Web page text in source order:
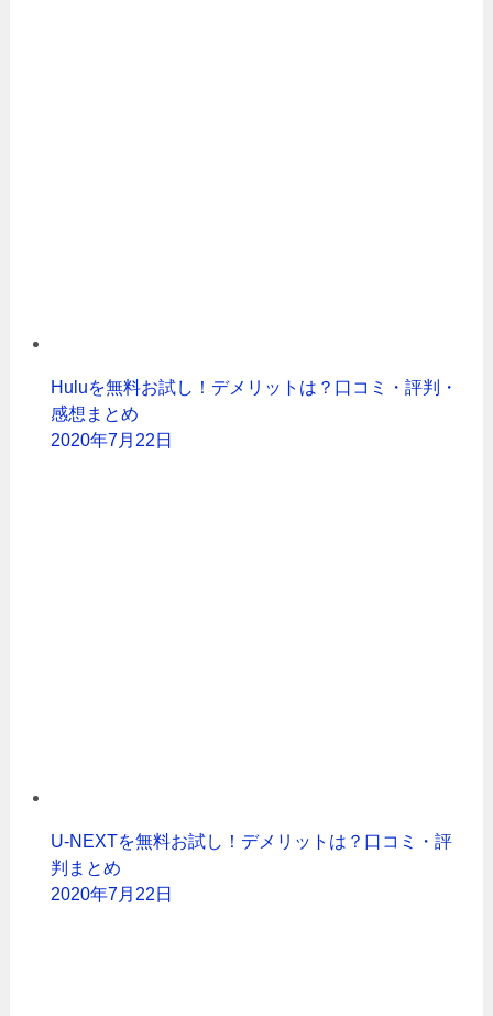
Huluを無料お試し！デメリットは？口コミ・評判・
感想まとめ
2020年7月22日
U-NEXTを無料お試し！デメリットは？口コミ・評
判まとめ
2020年7月22日